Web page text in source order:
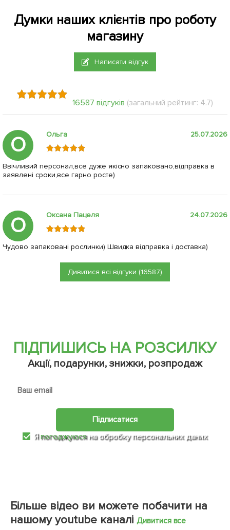
Думки наших клієнтів про роботу
магазину
Написати відгук
16587 відгуків (загальний рейтинг: 4.7)
О Ольга 25.07.2026
Ввічливий персонал,все дуже якісно запаковано,відправка в
заявлені сроки,все гарно росте)
О Оксана Пацеля 24.07.2026
Чудово запаковані рослинки) Швидка відправка і доставка)
Дивитися всі відгуки (16587)
ПІДПИШИСЬ НА РОЗСИЛКУ
Акції, подарунки, знижки, розпродаж
Підписатися
Япогоджуюся на обробку персональних даних
Більше відео ви можете побачити на
нашому youtube каналі Дивитися все